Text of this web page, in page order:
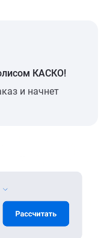
КАСКО!
и начнет